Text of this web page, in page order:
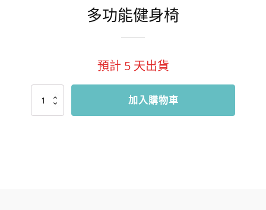
多功能健身椅
預計 5天出貨
能
加入購物車